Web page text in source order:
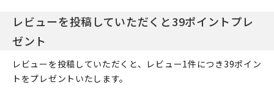
レビューを投稿していただくと39ポイントプレ
ゼント
レビューを投稿していただくと、レビュー1件につき39ポイン
トをプレゼントいたします。